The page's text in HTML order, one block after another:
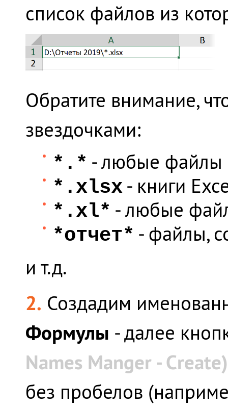
список файлов из
Обратите внимание,
звездочками:
*.* - любые файлы
*.xlsx - книги
*.xl* - любые
*отчет* - файлы,
и т.д.
2. Создадим
Формулы - далее
Names Manger - Create)
без пробелов